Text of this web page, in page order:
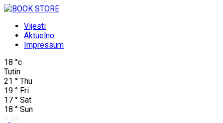
Vijesti
Aktuelno
Impressum
18 °c
Tutin
21 ° Thu
19 ° Fri
17 ° Sat
18 ° Sun